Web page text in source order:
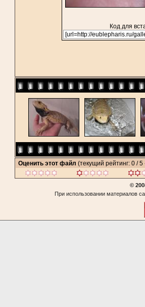
Код для
Оценить этот файл (текущий рейтинг: 0 / 5
©
При использовании материалов